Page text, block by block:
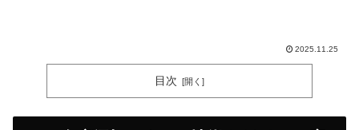
2025.11.25
目次